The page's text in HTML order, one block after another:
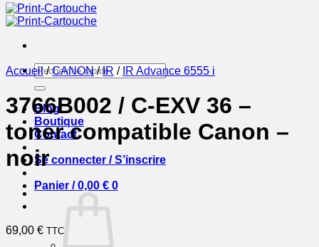
Recherche
pour :
Blog
Boutique
Contact
Se connecter / S’inscrire
Panier /0,00 € 0
Accueil / CANON / IR / IR Advance 6555 i
3766B002 / C-EXV 36 –
toner compatible Canon –
noir
69,00 € TTC